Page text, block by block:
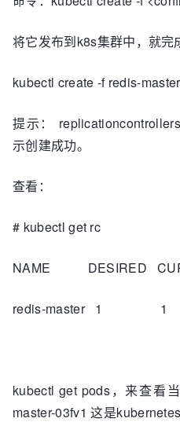
将它发布到k8s集群中，就完
kubectl create -f redis-
提示：
示创建成功。
查看：
# kubectl get rc
NAME DESIRED
redis-master
kubectl get pods，来查看
master-03fv1 这是